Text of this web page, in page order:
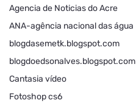
Agencia de Noticias do Acre
ANA-agência nacional das água
blogdasemetk.blogspot.com
blogdoedsonalves.blogspot.com
Cantasia vídeo
Fotoshop cs6